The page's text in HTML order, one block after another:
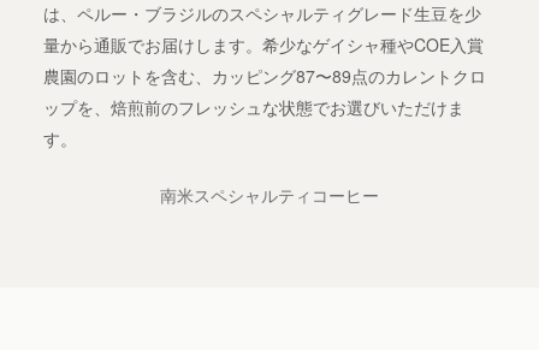
は、ペルー・ブラジルのスペシャルティグレード生豆を少
量から通販でお届けします。希少なゲイシャ種やCOE入賞
農園のロットを含む、カッピング87〜89点のカレントクロ
ップを、焙煎前のフレッシュな状態でお選びいただけま
す。
南米スペシャルティコーヒー